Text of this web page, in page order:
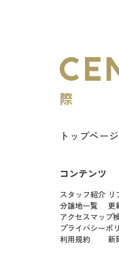
トップページ
コンテンツ
スタッフ紹介 リ
分譲地一覧
更
アクセスマップ
プライバシーポ
利用規約
新